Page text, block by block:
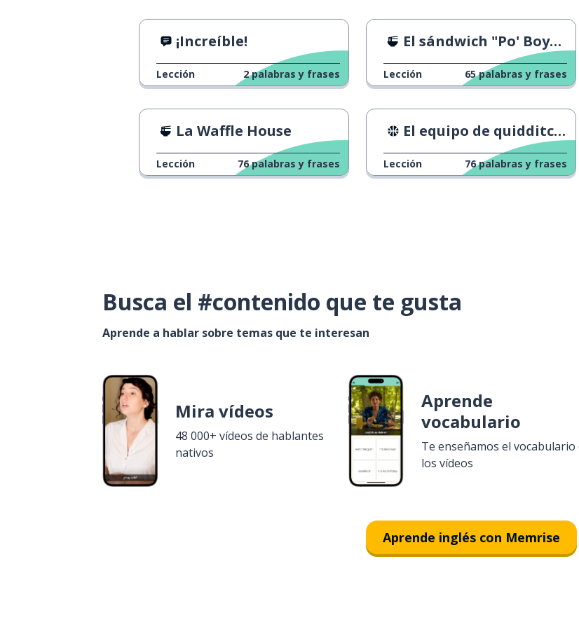
¡Increíble!
Lección 2 palabras y frases
El sándwich "Po' Boy" de Nueva Orleans
Lección 65 palabras y frases
La Waffle House
Lección 76 palabras y frases
El equipo de quidditch de la UCLA
Lección 76 palabras y frases
Busca el #contenido que te gusta
Aprende a hablar sobre temas que te interesan
Mira vídeos
48 000+ vídeos de hablantes
nativos
Aprende
vocabulario
Te enseñamos el vocabulario
los vídeos
Aprende inglés con Memrise